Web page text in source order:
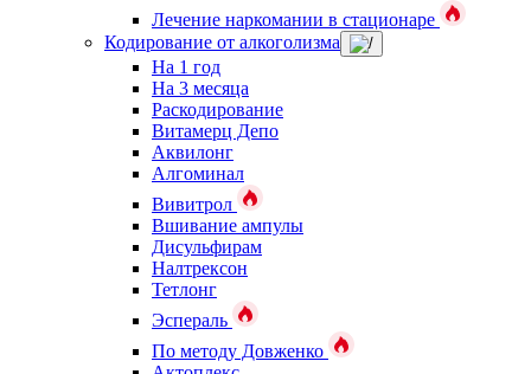
Лечение наркомании в стационаре
Кодирование от алкоголизма
На 1 год
На 3 месяца
Раскодирование
Витамерц Депо
Аквилонг
Алгоминал
Вивитрол
Вшивание ампулы
Дисульфирам
Налтрексон
Тетлонг
Эспераль
По методу Довженко